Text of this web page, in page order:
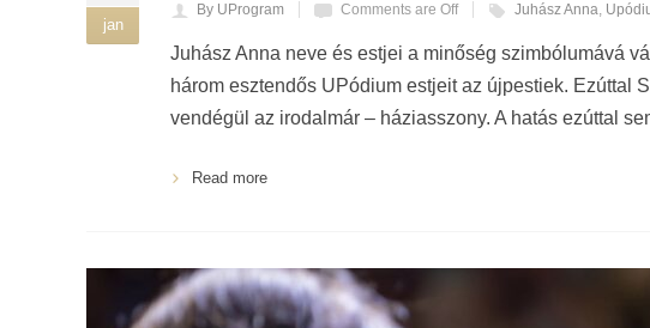
jan
By UProgram Comments are Off Juhász Anna,
Juhász Anna neve és estjei a minőség szimbólumává
három esztendős UPódium estjeit az újpestiek. Ezúttal
vendégül az irodalmár – háziasszony. A hatás ezúttal
Read more